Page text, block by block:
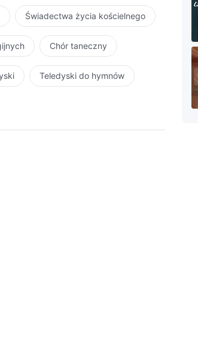
Świadectwa życia kościelnego
Chór taneczny
Teledyski do hymnów